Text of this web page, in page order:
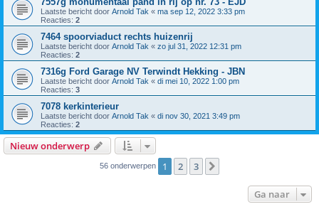
Laatste bericht door Arnold Tak « ma sep 12, 2022 3:33 pm
Reacties: 2
7464 spoorviaduct rechts huizenrij
Laatste bericht door Arnold Tak « zo jul 31, 2022 12:31 pm
Reacties: 2
7316g Ford Garage NV Terwindt Hekking - JBN
Laatste bericht door Arnold Tak « di mei 10, 2022 1:00 pm
Reacties: 3
7078 kerkinterieur
Laatste bericht door Arnold Tak « di nov 30, 2021 3:49 pm
Reacties: 2
Nieuw onderwerp
56 onderwerpen 1 2 3
Ga naar